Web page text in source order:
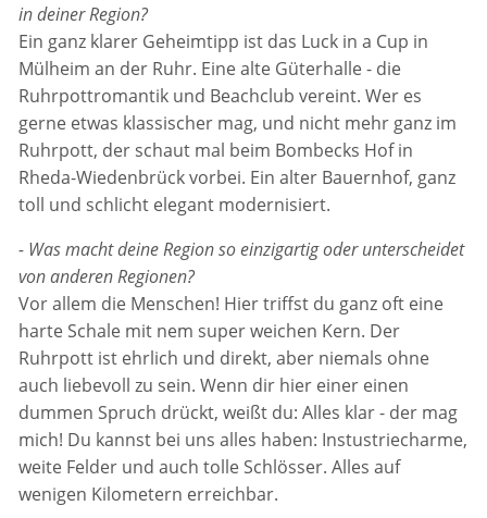
in deiner Region?
Ein ganz klarer Geheimtipp ist das Luck in a Cup in
Mülheim an der Ruhr. Eine alte Güterhalle - die
Ruhrpottromantik und Beachclub vereint. Wer es
gerne etwas klassischer mag, und nicht mehr ganz im
Ruhrpott, der schaut mal beim Bombecks Hof in
Rheda-Wiedenbrück vorbei. Ein alter Bauernhof, ganz
toll und schlicht elegant modernisiert.
- Was macht deine Region so einzigartig oder unterscheidet
von anderen Regionen?
Vor allem die Menschen! Hier triffst du ganz oft eine
harte Schale mit nem super weichen Kern. Der
Ruhrpott ist ehrlich und direkt, aber niemals ohne
auch liebevoll zu sein. Wenn dir hier einer einen
dummen Spruch drückt, weißt du: Alles klar - der mag
mich! Du kannst bei uns alles haben: Instustriecharme,
weite Felder und auch tolle Schlösser. Alles auf
wenigen Kilometern erreichbar.